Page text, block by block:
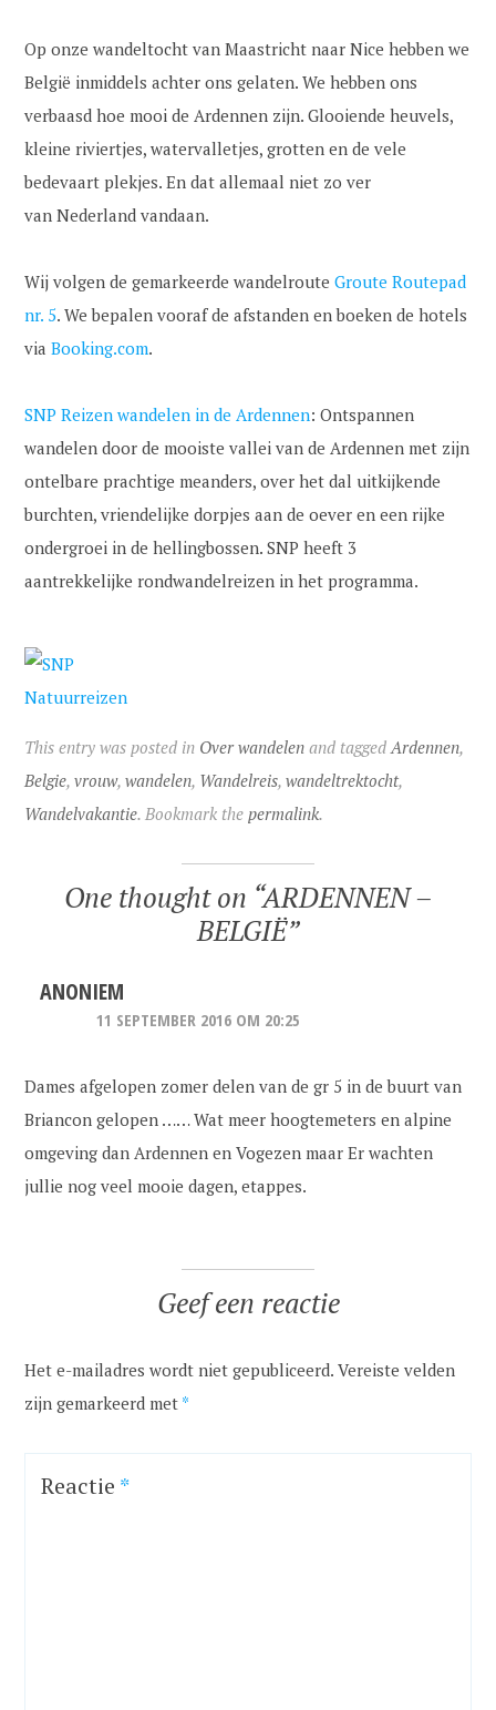
Op onze wandeltocht van Maastricht naar Nice hebben we
België inmiddels achter ons gelaten. We hebben ons
verbaasd hoe mooi de Ardennen zijn. Glooiende heuvels,
kleine riviertjes, watervalletjes, grotten en de vele
bedevaart plekjes. En dat allemaal niet zo ver
van Nederland vandaan.
Wij volgen de gemarkeerde wandelrouteGroute Routepad
nr. 5. We bepalen vooraf de afstanden en boeken de hotels
viaBooking.com.
SNP Reizen wandelen in de Ardennen: Ontspannen
wandelen door de mooiste vallei van de Ardennen met zijn
ontelbare prachtige meanders, over het dal uitkijkende
burchten, vriendelijke dorpjes aan de oever en een rijke
ondergroei in de hellingbossen. SNP heeft 3
aantrekkelijke rondwandelreizen in het programma.
This entry was posted in Over wandelen and taggedArdennen,
Belgie,vrouw,wandelen, Wandelreis,wandeltrektocht,
Wandelvakantie. Bookmark thepermalink.
One thought on “ARDENNEN –
BELGIË”
ANONIEM
11 SEPTEMBER 2016 OM 20:25
Dames afgelopen zomer delen van de gr 5 in de buurt van
Briancon gelopen …… Wat meer hoogtemeters en alpine
omgeving dan Ardennen en Vogezen maar Er wachten
jullie nog veel mooie dagen, etappes.
Geef een reactie
Het e-mailadres wordt niet gepubliceerd. Vereiste velden
zijn gemarkeerd met *
Reactie *